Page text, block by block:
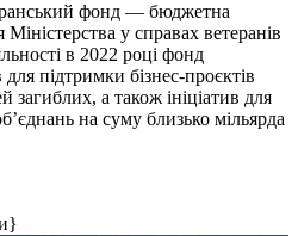
фонд — бюджетна
у справах ветеранів
в 2022 році фонд
підтримки бізнес-проєктів
загиблих, а також ініціатив для
на суму близько мільярда